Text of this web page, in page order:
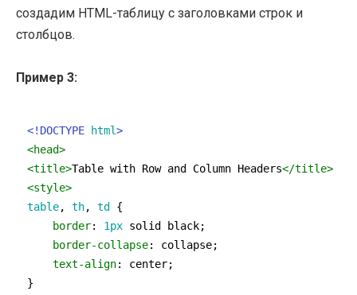
создадим HTML-таблицу с заголовками строк и
столбцов.
Пример 3:
<!DOCTYPE html>
<head>
<title>Table with Row and Column Headers</title>
<style>
table, th, td
{
border: 1px solid black;
border-collapse: collapse;
text-align: center;